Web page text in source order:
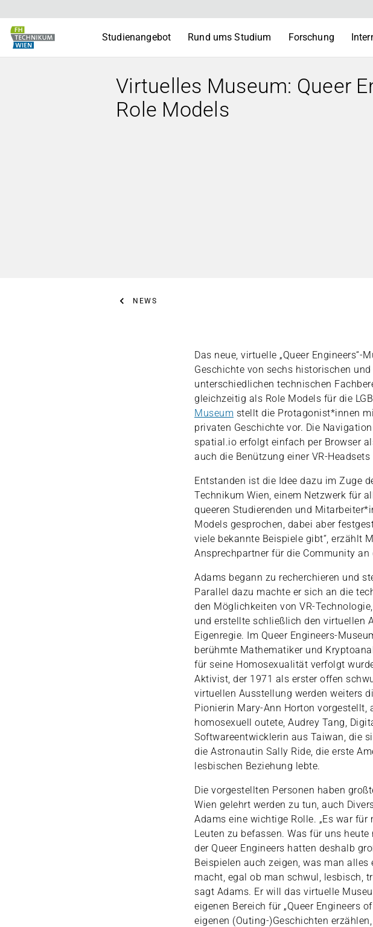
Studienangebot Rund ums Studium Forschung
Virtuelles Museum: Queer
Role Models
NEWS
Das neue, virtuelle „Queer
Geschichte von sechs historischen
unterschiedlichen technischen
gleichzeitig als Role Models für die
Museum stellt die Protagonist*innen
privaten Geschichte vor. Die
spatial.io erfolgt einfach per Browser
auch die Benützung einer VR-
Entstanden ist die Idee dazu im Zuge
Technikum Wien, einem Netzwerk für
queeren Studierenden und
Models gesprochen, dabei aber
viele bekannte Beispiele gibt“, erzählt
Ansprechpartner für die Community an
Adams begann zu recherchieren und
Parallel dazu machte er sich an die
den Möglichkeiten von VR-
und erstellte schließlich den virtuellen
Eigenregie. Im Queer Engineers-
berühmte Mathematiker und
für seine Homosexualität verfolgt
Aktivist, der 1971 als erster offen
virtuellen Ausstellung werden weiters
Pionierin Mary-Ann Horton vorgestellt,
homosexuell outete, Audrey Tang,
Softwareentwicklerin aus Taiwan, die
die Astronautin Sally Ride, die erste
lesbischen Beziehung lebte.
Die vorgestellten Personen haben
Wien gelehrt werden zu tun, auch
Adams eine wichtige Rolle. „Es war
Leuten zu befassen. Was für uns
der Queer Engineers hatten deshalb
Beispielen auch zeigen, was man
macht, egal ob man schwul, lesbisch,
sagt Adams. Er will das virtuelle
eigenen Bereich für „Queer Engineers
eigenen (Outing-)Geschichten